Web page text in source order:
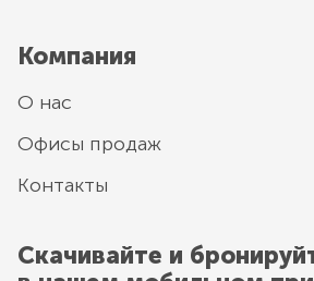
Компания
О нас
Офисы продаж
Контакты
Скачивайте и